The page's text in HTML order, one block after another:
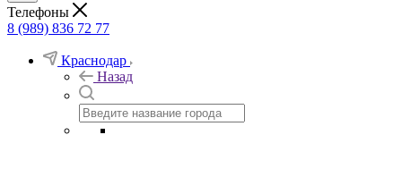
Телефоны
8 (989) 836 72 77
Краснодар
Назад